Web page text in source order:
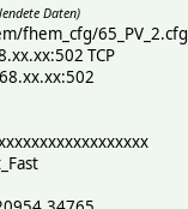
Daten)
65_PV_2.cfg
TCP